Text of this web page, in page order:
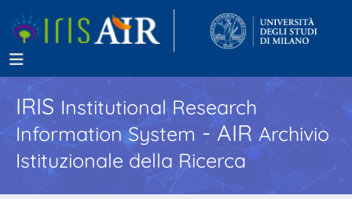
IRISInstitutional Research
Information System - AIR Archivio
Istituzionale della Ricerca